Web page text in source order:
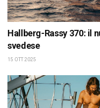
Hallberg-Rassy 370: il
svedese
15 OTT 2025